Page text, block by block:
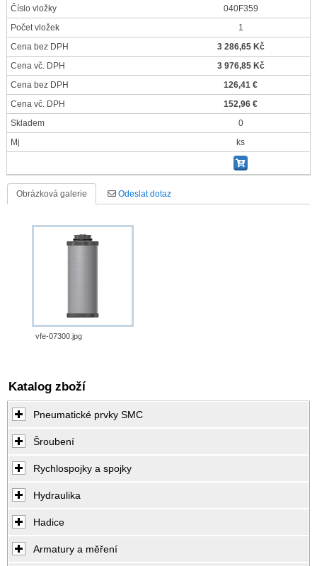
Číslo vložky
040F359
Počet vložek
1
Cena bez DPH
3 286,65 Kč
Cena vč. DPH
3 976,85 Kč
Cena bez DPH
126,41 €
Cena vč. DPH
152,96 €
Skladem
0
Mj
ks
Obrázková galerie Odeslat dotaz
vfe-07300.jpg
Katalog zboží
Pneumatické prvky SMC
Šroubení
Rychlospojky a spojky
Hydraulika
Hadice
Armatury a měření